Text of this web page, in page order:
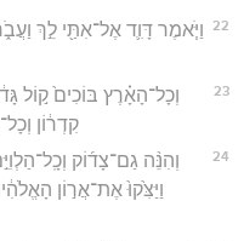
22
וַיֹּ֧אמֶר דָּוִ֛ד אֶל־אִתַּ֖י לֵ֣ךְ
23
וְכָל־הָאָ֗רֶץ בּוֹכִים֙ ק֣וֹל
קִדְר֔וֹן
24
וְהִנֵּ֨ה גַם־צָד֜וֹק
וַיַּצִּ֙קוּ֙ אֶת־אֲר֣וֹן